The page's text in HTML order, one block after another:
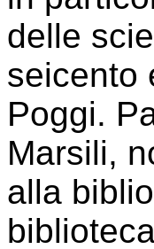
delle
seicento
Poggi.
Marsili,
alla